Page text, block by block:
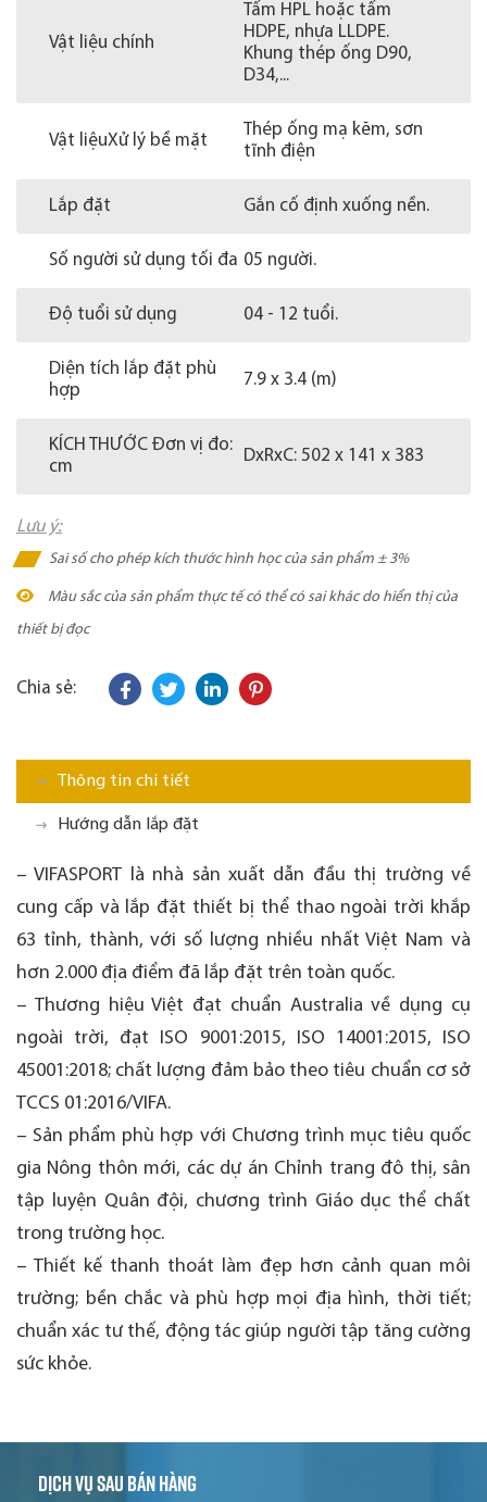
Vật liệu chính
Tấm HPL hoặc tấm
HDPE, nhựa LLDPE.
Khung thép ống D90,
D34,...
Vật liệuXử lý bề mặt
Thép ống mạ kẽm, sơn
tĩnh điện
Lắp đặt Gắn cố định xuống nền.
Số người sử dụng tối đa 05 người.
Độ tuổi sử dụng 04 - 12 tuổi.
Diện tích lắp đặt phù
hợp
7.9 x 3.4 (m)
KÍCH THƯỚC Đơn vị đo:
cm
DxRxC: 502 x 141 x 383
Lưu ý:
Sai số cho phép kích thước hình học của sản phẩm ± 3%
Màu sắc của sản phẩm thực tế có thể có sai khác do hiển thị của
thiết bị đọc
Chia sẻ:
Thông tin chi tiết
Hướng dẫn lắp đặt
– VIFASPORT là nhà sản xuất dẫn đầu thị trường về
cung cấp và lắp đặt thiết bị thể thao ngoài trời khắp
63 tỉnh, thành, với số lượng nhiều nhất Việt Nam và
hơn 2.000 địa điểm đã lắp đặt trên toàn quốc.
– Thương hiệu Việt đạt chuẩn Australia về dụng cụ
ngoài trời, đạt ISO 9001:2015, ISO 14001:2015, ISO
45001:2018; chất lượng đảm bảo theo tiêu chuẩn cơ sở
TCCS 01:2016/VIFA.
– Sản phẩm phù hợp với Chương trình mục tiêu quốc
gia Nông thôn mới, các dự án Chỉnh trang đô thị, sân
tập luyện Quân đội, chương trình Giáo dục thể chất
trong trường học.
– Thiết kế thanh thoát làm đẹp hơn cảnh quan môi
trường; bền chắc và phù hợp mọi địa hình, thời tiết;
chuẩn xác tư thế, động tác giúp người tập tăng cường
sức khỏe.
Dịch vụ sau bán hàng